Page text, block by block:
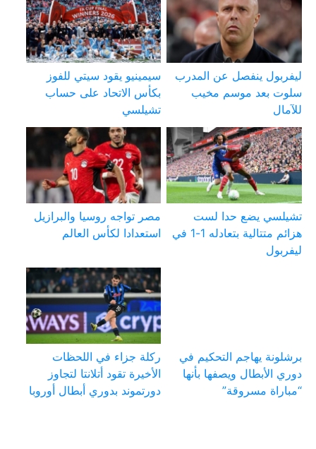
ليفربول ينفصل عن المدرب
سلوت بعد موسم مخيب
للآمال
سيمينيو يقود سيتي للفوز
بكأس الاتحاد على حساب
تشيلسي
تشيلسي يضع حدا لست
هزائم متتالية بتعادله 1-1 في
ليفربول
مصر تواجه روسيا والبرازيل
استعدادا لكأس العالم
برشلونة يهاجم التحكيم في
دوري الأبطال ويصفها بأنها
“مباراة مسروقة”
ركلة جزاء في اللحظات
الأخيرة تقود أتلانتا لتجاوز
دورتموند بدوري أبطال أوروبا